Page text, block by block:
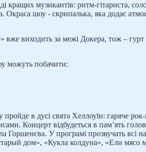
кращих музикантів: ритм-гітариста,
Окраса шоу - скрипалька, яка додає
вже виходить за межі Докера, тож –
можуть побачити:
в дусі свята Хеллоуїн: гаряче
Концерт відбудеться в пам’ять
Горшенєва. У програмі прозвучать всі
дом», «Кукла колдуна», «Ели мясо